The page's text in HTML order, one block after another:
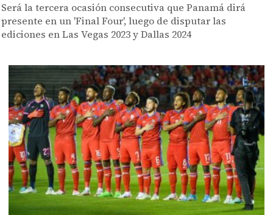
Será la tercera ocasión consecutiva que Panamá dirá
presente en un 'Final Four', luego de disputar las
ediciones en Las Vegas 2023 y Dallas 2024